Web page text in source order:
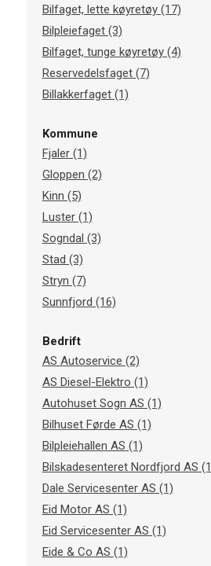
Bilfaget, lette køyretøy (17)
Bilpleiefaget (3)
Bilfaget, tunge køyretøy (4)
Reservedelsfaget (7)
Billakkerfaget (1)
Kommune
Fjaler (1)
Gloppen (2)
Kinn (5)
Luster (1)
Sogndal (3)
Stad (3)
Stryn (7)
Sunnfjord (16)
Bedrift
AS Autoservice (2)
AS Diesel-Elektro (1)
Autohuset Sogn AS (1)
Bilhuset Førde AS (1)
Bilpleiehallen AS (1)
Bilskadesenteret Nordfjord AS
Dale Servicesenter AS (1)
Eid Motor AS (1)
Eid Servicesenter AS (1)
Eide & Co AS (1)